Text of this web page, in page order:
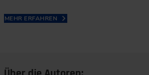
MEHR ERFAHREN